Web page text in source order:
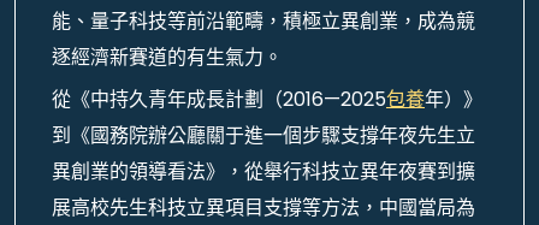
能、量子科技等前沿範疇，積極立異創業，成為競
逐經濟新賽道的有生氣力。
從《中持久青年成長計劃（2016—2025包養年）》
到《國務院辦公廳關于進一個步驟支撐年夜先生立
異創業的領導看法》，從舉行科技立異年夜賽到擴
展高校先生科技立異項目支撐等方法，中國當局為